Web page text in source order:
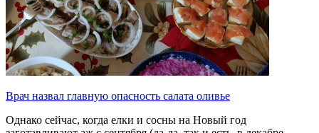
Врач назвал главную опасность салата оливье
Однако сейчас, когда елки и сосны на Новый год